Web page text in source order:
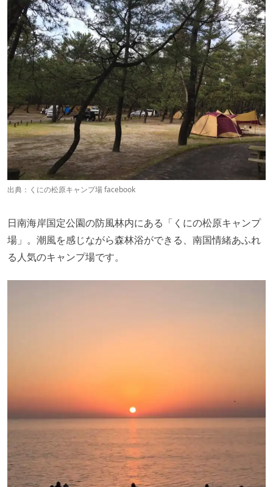
出典： くにの松原キャンプ場 facebook
日南海岸国定公園の防風林内にある「くにの松原キャンプ
場」。潮風を感じながら森林浴ができる、南国情緒あふれ
る人気のキャンプ場です。